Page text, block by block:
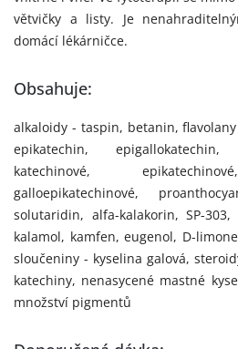
větvičky a listy. Je
domácí lékárničce.
Obsahuje:
alkaloidy - taspin, betanin,
epikatechin,
katechinové,
galloepikatechinové,
solutaridin, alfa-kalakorin, SP-
kalamol, kamfen, eugenol, D-
sloučeniny - kyselina galová,
katechiny, nenasycené mastné
množství pigmentů